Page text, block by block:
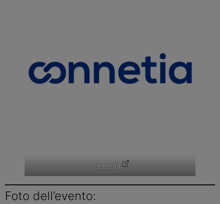
Connetia
Foto dell’evento: